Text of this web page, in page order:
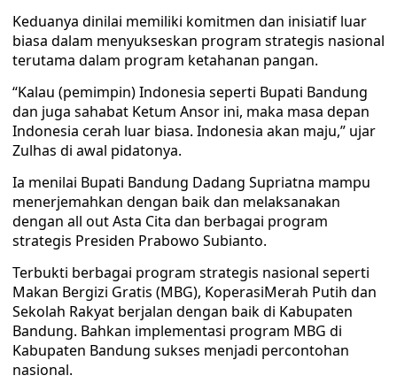
Keduanya dinilai memiliki komitmen dan inisiatif luar
biasa dalam menyukseskan program strategis nasional
terutama dalam program ketahanan pangan.
“Kalau (pemimpin) Indonesia seperti Bupati Bandung
dan juga sahabat Ketum Ansor ini, maka masa depan
Indonesia cerah luar biasa. Indonesia akan maju,” ujar
Zulhas di awal pidatonya.
Ia menilai Bupati Bandung Dadang Supriatna mampu
menerjemahkan dengan baik dan melaksanakan
dengan all out Asta Cita dan berbagai program
strategis Presiden Prabowo Subianto.
Terbukti berbagai program strategis nasional seperti
Makan Bergizi Gratis (MBG), KoperasiMerah Putih dan
Sekolah Rakyat berjalan dengan baik di Kabupaten
Bandung. Bahkan implementasi program MBG di
Kabupaten Bandung sukses menjadi percontohan
nasional.